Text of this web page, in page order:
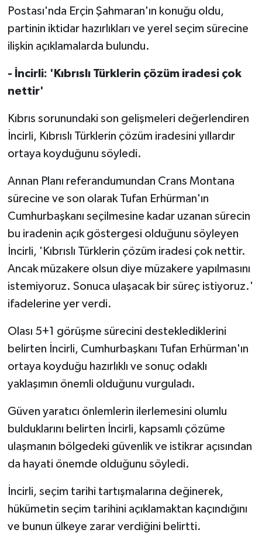
Postası'nda Erçin Şahmaran'ın konuğu oldu,
partinin iktidar hazırlıkları ve yerel seçim sürecine
ilişkin açıklamalarda bulundu.
- İncirli: 'Kıbrıslı Türklerin çözüm iradesi çok
nettir'
Kıbrıs sorunundaki son gelişmeleri değerlendiren
İncirli, Kıbrıslı Türklerin çözüm iradesini yıllardır
ortaya koyduğunu söyledi.
Annan Planı referandumundan Crans Montana
sürecine ve son olarak Tufan Erhürman'ın
Cumhurbaşkanı seçilmesine kadar uzanan sürecin
bu iradenin açık göstergesi olduğunu söyleyen
İncirli, 'Kıbrıslı Türklerin çözüm iradesi çok nettir.
Ancak müzakere olsun diye müzakere yapılmasını
istemiyoruz. Sonuca ulaşacak bir süreç istiyoruz.'
ifadelerine yer verdi.
Olası 5+1 görüşme sürecini desteklediklerini
belirten İncirli, Cumhurbaşkanı Tufan Erhürman'ın
ortaya koyduğu hazırlıklı ve sonuç odaklı
yaklaşımın önemli olduğunu vurguladı.
Güven yaratıcı önlemlerin ilerlemesini olumlu
bulduklarını belirten İncirli, kapsamlı çözüme
ulaşmanın bölgedeki güvenlik ve istikrar açısından
da hayati önemde olduğunu söyledi.
İncirli, seçim tarihi tartışmalarına değinerek,
hükümetin seçim tarihini açıklamaktan kaçındığını
ve bunun ülkeye zarar verdiğini belirtti.
SAĞLIK
SPOR
TATLISU
TİCARET
YAŞAM